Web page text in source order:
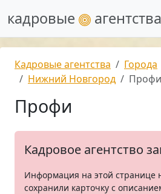
кадровые агентства
Кадровые агентства
Города
Нижний Новгород
Профи
Профи
Кадровое агентство
Информация на этой странице
сохранили карточку с